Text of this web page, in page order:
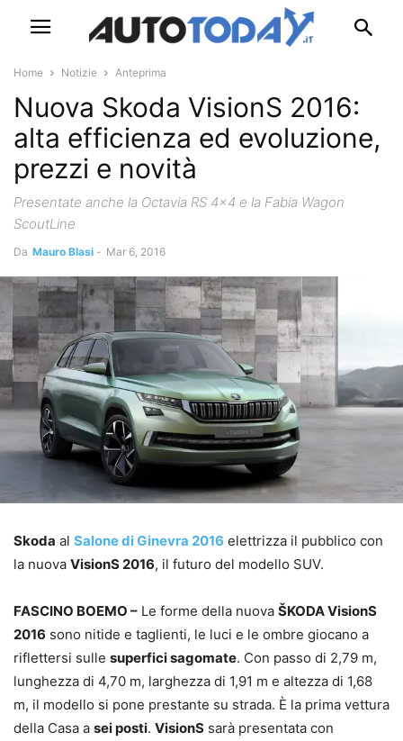
Home Notizie Anteprima
Nuova Skoda VisionS 2016:
alta efficienza ed evoluzione,
prezzi e novità
Presentate anche la Octavia RS 4x4 e la Fabia Wagon
ScoutLine
Da Mauro Blasi - Mar 6, 2016
Skoda al Salone di Ginevra 2016 elettrizza il pubblico con
la nuova VisionS 2016, il futuro del modello SUV.
FASCINO BOEMO – Le forme della nuova ŠKODA VisionS
2016 sono nitide e taglienti, le luci e le ombre giocano a
riflettersi sulle superfici sagomate. Con passo di 2,79 m,
lunghezza di 4,70 m, larghezza di 1,91 m e altezza di 1,68
m, il modello si pone prestante su strada. È la prima vettura
della Casa a sei posti. VisionS sarà presentata con